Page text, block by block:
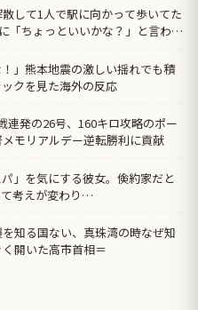
して1人で駅に向かって歩いてた
「ちょっといいかな？」と言われ
」熊本地震の激しい揺れでも積
クを見た海外の反応
連発の26号、160キロ攻略のポー
モリアルデー逆転勝利に貢献
」を気にする彼女。倹約家だと
考えが変わり…
知る国ない、真珠湾の時なぜ知
開いた高市首相＝